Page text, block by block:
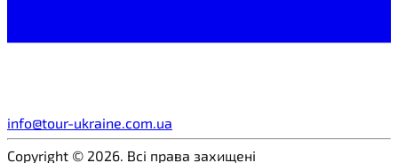
info@tour-ukraine.com.ua
Copyright © 2026. Всі права захищені